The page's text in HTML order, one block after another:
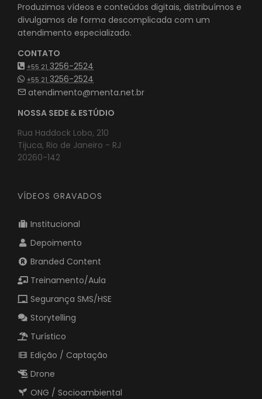
Produzimos vídeos e conteúdos digitais, distribuímos e
divulgamos de forma descomplicada com um
atendimento especializado.
CONTATO
+55 213256-2524
+55 213256-2524
atendimento@menta.net.br
NOSSA SEDE & ESTÚDIO
Rua Haddock Lobo, 210
Tijuca, Rio de Janeiro - RJ
20260-142
VÍDEOS GRAVADOS
Institucional
Depoimento
Branded Content
Treinamento/Aula
Segurança SMS/HSE
Storytelling
Turístico
Edição / Captação
Drone
ONG / Socioambiental